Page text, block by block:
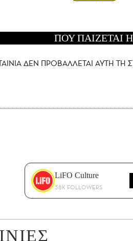
ΠΟΥ ΠΑΙΖΕΤΑΙ
ΔΕΝ ΠΡΟΒΑΛΛΕΤΑΙ AYTH ΤΗ
LiFO Culture
58K FOLLOWERS